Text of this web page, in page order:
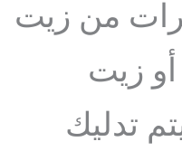
من زيت
أو زيت
تدليك